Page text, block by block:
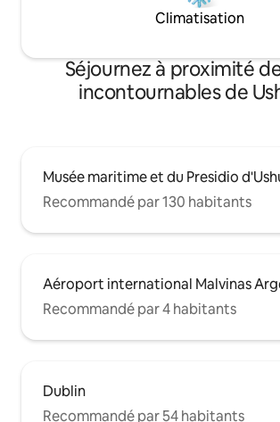
Climatisation
Séjournez à proximité
incontournables de
Musée maritime et du Presidio
Recommandé par 130 habitants
Aéroport international Malvinas
Recommandé par 4 habitants
Dublin
Recommandé par 54 habitants